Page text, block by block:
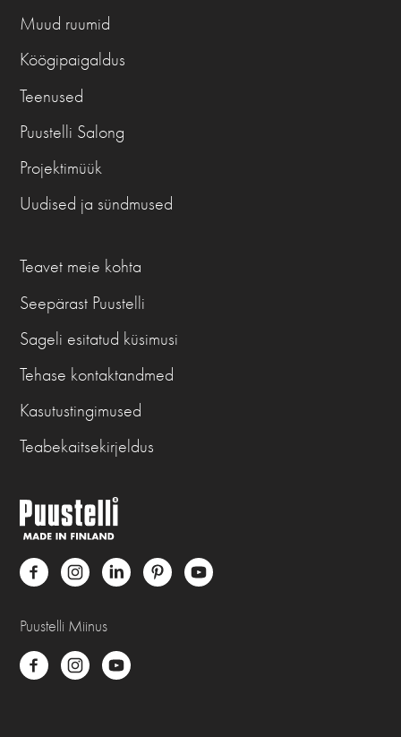
Muud ruumid
Köögipaigaldus
Teenused
Puustelli Salong
Projektimüük
Uudised ja sündmused
Teavet meie kohta
Seepärast Puustelli
Sageli esitatud küsimusi
Tehase kontaktandmed
Kasutustingimused
Teabekaitsekirjeldus
Puustelli Miinus